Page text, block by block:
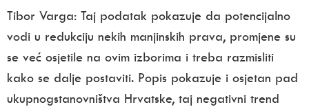
Tibor Varga: Taj podatak pokazuje da potencijalno
vodi u redukciju nekih manjinskih prava, promjene su
se već osjetile na ovim izborima i treba razmisliti
kako se dalje postaviti. Popis pokazuje i osjetan pad
ukupnogstanovništva Hrvatske, taj negativni trend